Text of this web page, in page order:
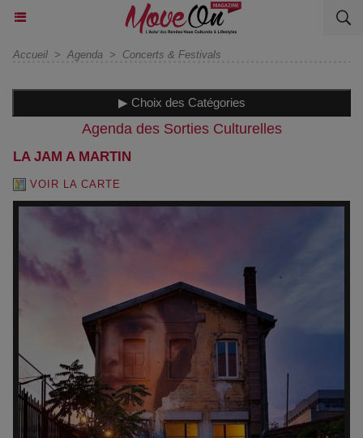
Accueil > Agenda > Concerts & Festivals
▶ Choix des Catégories
Agenda des Sorties Culturelles
LA JAM A MARTIN
VOIR LA CARTE